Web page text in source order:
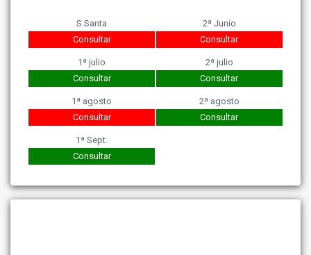
S.Santa
Consultar
2ª Junio
Consultar
1ª julio
Consultar
2ª julio
Consultar
1ª agosto
Consultar
2ª agosto
Consultar
1ª Sept.
Consultar